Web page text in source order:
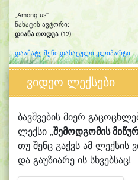
„Among us“
ნახატის ავტორი:
დიანა თოდუა (12)
დაამატე შენი დახატული კლიპარტი
ვიდეო ლექსები
ბავშვების მიერ
ლექსი „შემოდგომის
თუ შენც გაქვს ამ ლექსის
და გაუზიარე ის სხვებსაც!